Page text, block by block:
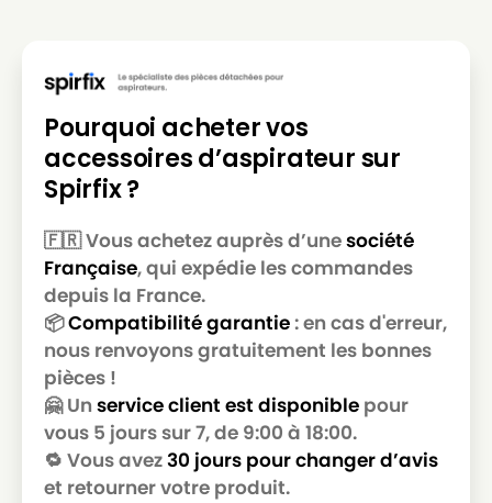
LG-
GOLDSTAR
LG-GOLDSTAR T 2700
LG-
GOLDSTAR
LG-GOLDSTAR T 2750
LG-
GOLDSTAR
LG-
GOLDSTAR
LG-GOLDSTAR T 2950
LG-
GOLDSTAR
LG-GOLDSTAR T 2990
LG-
GOLDSTAR
LG-GOLDSTAR T 3800
LG-
GOLDSTAR
LG-GOLDSTAR T 3900
Pourquoi acheter vos
accessoires d’aspirateur sur
Spirfix ?
🇫🇷 Vous achetez auprès d’unesociété
Française, qui expédie les commandes
depuis la France.
📦Compatibilité garantie: en cas d'erreur,
nous renvoyons gratuitement les bonnes
pièces !
🤗 Un service client est disponible pour
vous 5 jours sur 7, de 9:00 à 18:00.
🔁 Vous avez30 jours pour changer d’avis
et retourner votre produit.